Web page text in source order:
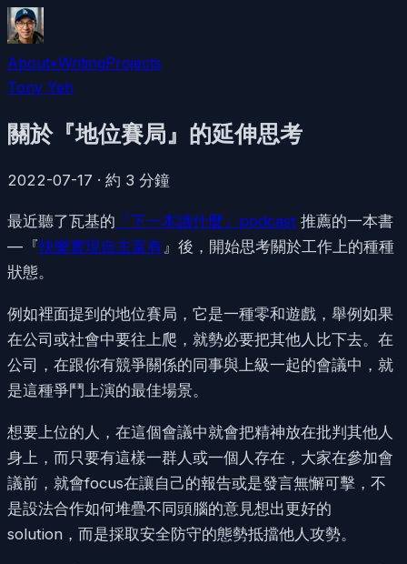
About•WritingProjects
Tony Yeh
關於『地位賽局』的延伸思考
2022-07-17 · 約 3 分鐘
最近聽了瓦基的 『下一本讀什麼』podcast 推薦的一本書
— 『快樂實現自主富有』後，開始思考關於工作上的種種
狀態。
例如裡面提到的地位賽局，它是一種零和遊戲，舉例如果
在公司或社會中要往上爬，就勢必要把其他人比下去。在
公司，在跟你有競爭關係的同事與上級一起的會議中，就
是這種爭鬥上演的最佳場景。
想要上位的人，在這個會議中就會把精神放在批判其他人
身上，而只要有這樣一群人或一個人存在，大家在參加會
議前，就會focus在讓自己的報告或是發言無懈可擊，不
是設法合作如何堆疊不同頭腦的意見想出更好的
solution，而是採取安全防守的態勢抵擋他人攻勢。